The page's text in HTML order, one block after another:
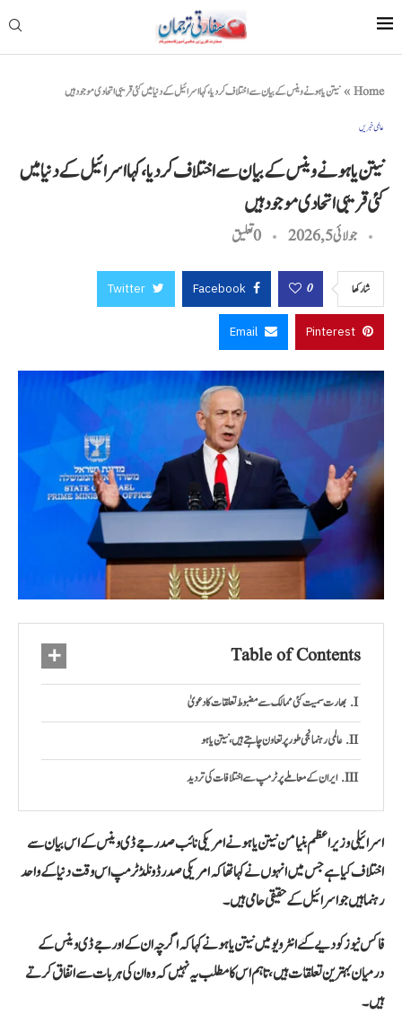
Home
»نیتن یاہو نے وینس کے بیان سے اختلاف کر دیا، کہا اسرائیل کے دنیا میں کئی قریبی اتحادی موجود ہیں
عالمی خبریں
نیتن یاہو نے وینس کے بیان سے اختلاف کر دیا، کہا اسرائیل کے دنیا میں
کئی قریبی اتحادی موجود ہیں
جولائی 5, 2026 0 تعليق
شاركها 0
Facebook
Twitter
Pinterest
Email
Table of Contents
بھارت سمیت کئی ممالک سے مضبوط تعلقات کا دعویٰ
عالمی رہنما نجی طور پر تعاون چاہتے ہیں، نیتن یاہو
ایران کے معاملے پر ٹرمپ سے اختلافات کی تردید
اسرائیلی وزیراعظمبنیامن نیتن یاہونے امریکی نائب صدرجے ڈی وینسکے اس بیان سے
اختلاف کیا ہے جس میں انہوں نے کہا تھا کہ امریکی صدرڈونلڈ ٹرمپاس وقت دنیا کے واحد
رہنما ہیں جو اسرائیل کے حقیقی حامی ہیں۔
فاکس نیوز کو دیے گئے انٹرویو میں نیتن یاہو نے کہا کہ اگرچہ ان کے اور جے ڈی وینس کے
درمیان بہترین تعلقات ہیں، تاہم اس کا مطلب یہ نہیں کہ وہ ان کی ہر بات سے اتفاق کرتے
ہیں۔